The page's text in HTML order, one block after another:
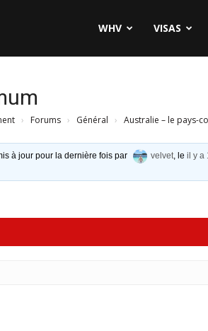
WHV VISAS
› Forums › Général › Australie – le pays-
à jour pour la dernière fois par velvet, leil y a